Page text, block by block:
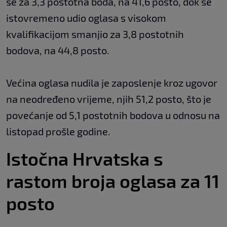
istovremeno udio oglasa s visokom
kvalifikacijom smanjio za 3,8 postotnih
bodova, na 44,8 posto.
Većina oglasa nudila je zaposlenje kroz ugovor
na neodređeno vrijeme, njih 51,2 posto, što je
povećanje od 5,1 postotnih bodova u odnosu na
listopad prošle godine.
Istočna Hrvatska s
rastom broja oglasa za 11
posto